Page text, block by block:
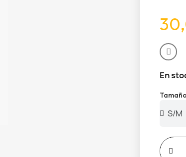
En
Tamaño